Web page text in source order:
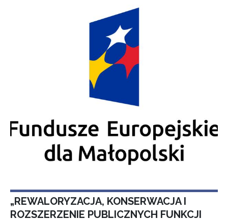
„REWALORYZACJA, KONSERWACJA I
ROZSZERZENIE PUBLICZNYCH FUNKCJI